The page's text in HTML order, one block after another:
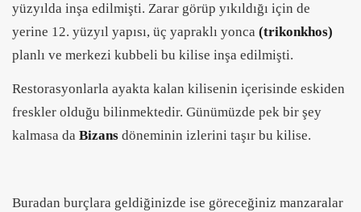
yüzyılda inşa edilmişti. Zarar görüp yıkıldığı için de
yerine 12. yüzyıl yapısı, üç yapraklı yonca (trikonkhos)
planlı ve merkezi kubbeli bu kilise inşa edilmişti.
Restorasyonlarla ayakta kalan kilisenin içerisinde eskiden
freskler olduğu bilinmektedir. Günümüzde pek bir şey
kalmasa da Bizans döneminin izlerini taşır bu kilise.
Buradan burçlara geldiğinizde ise göreceğiniz manzaralar